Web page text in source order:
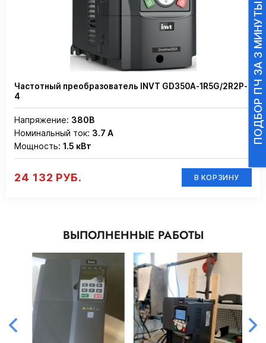
Частотный преобразователь INVT GD350A-1R5G/2R2P-
4
Напряжение: 380В
Номинальный ток: 3.7 А
Мощность: 1.5 кВт
24 132 РУБ. В КОРЗИНУ
ВЫПОЛНЕННЫЕ РАБОТЫ
ПОДБОР ПЧ ЗА 3 МИНУТЫ